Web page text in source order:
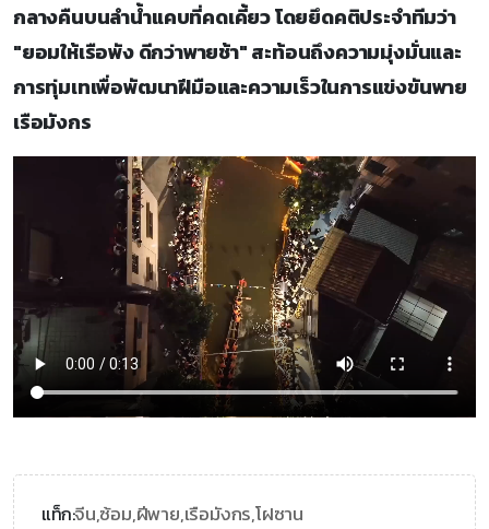
กลางคืนบนลำน้ำแคบที่คดเคี้ยว โดยยึดคติประจำทีมว่า
"ยอมให้เรือพัง ดีกว่าพายช้า" สะท้อนถึงความมุ่งมั่นและ
การทุ่มเทเพื่อพัฒนาฝีมือและความเร็วในการแข่งขันพาย
เรือมังกร
แท็ก:จีน,ซ้อม,ฝีพาย,เรือมังกร,โฝซาน